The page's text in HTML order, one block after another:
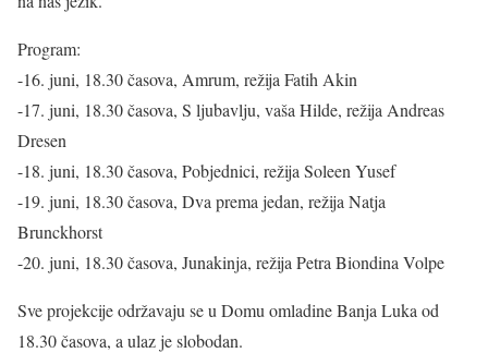
Program:
-16. juni, 18.30 časova, Amrum, režija Fatih Akin
-17. juni, 18.30 časova, S ljubavlju, vaša Hilde, režija Andreas
Dresen
-18. juni, 18.30 časova, Pobjednici, režija Soleen Yusef
-19. juni, 18.30 časova, Dva prema jedan, režija Natja
Brunckhorst
-20. juni, 18.30 časova, Junakinja, režija Petra Biondina Volpe
Sve projekcije održavaju se u Domu omladine Banja Luka od
18.30 časova, a ulaz je slobodan.